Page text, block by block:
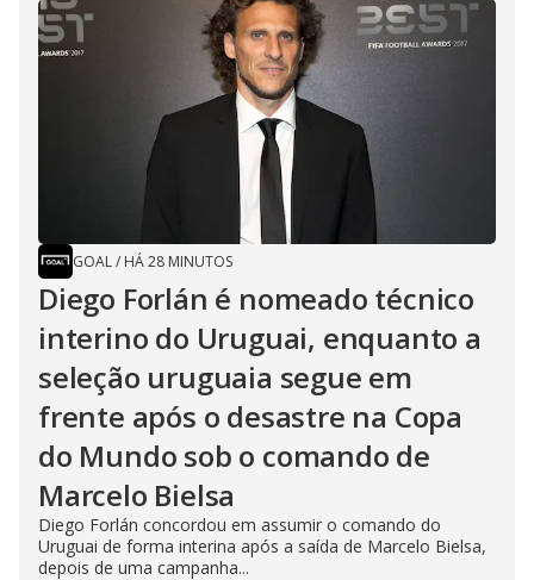
GOAL/ HÁ 28 MINUTOS
Diego Forlán é nomeado técnico
interino do Uruguai, enquanto a
seleção uruguaia segue em
frente após o desastre na Copa
do Mundo sob o comando de
Marcelo Bielsa
Diego Forlán concordou em assumir o comando do
Uruguai de forma interina após a saída de Marcelo Bielsa,
depois de uma campanha...